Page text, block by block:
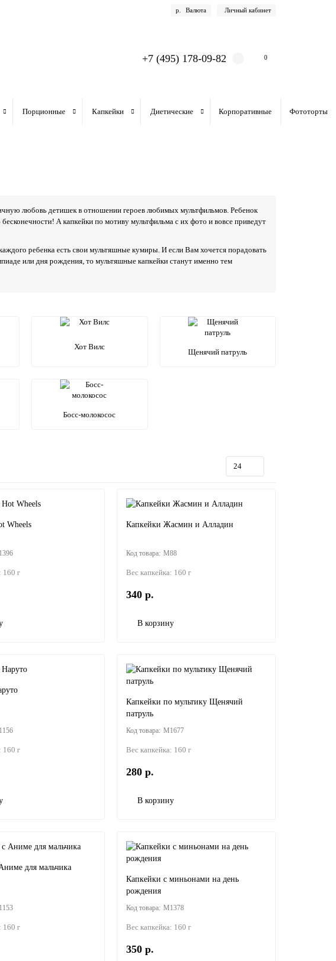
р. Валюта Личный кабинет
+7 (495) 178-09-82 0
Порционные Капкейки Диетические Корпоративные Фототорты
любовь детишек в отношении героев любимых мультфильмов. Ребенок
бесконечности! А капкейки по мотиву мультфильма с их фото и вовсе приведут
ребенка есть свои мультяшные кумиры. И если Вам хочется порадовать
или дня рождения, то мультяшные капкейки станут именно тем
Хот Вилс
Щенячий патруль
Босс-молокосос
Wheels
160 г
Капкейки Жасмин и Алладин
M88
Вес капкейка: 160 г
340 р.
В корзину
160 г
Капкейки по мультику Щенячий
патруль
M1677
Вес капкейка: 160 г
280 р.
В корзину
для мальчика
160 г
Капкейки с миньонами на день
рождения
M1378
Вес капкейка: 160 г
350 р.